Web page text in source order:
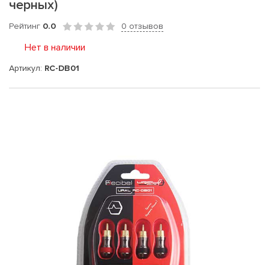
черных)
Рейтинг 0.0 0 отзывов
Нет в наличии
Артикул: RC-DB01